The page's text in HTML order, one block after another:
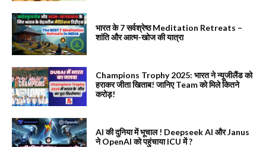
भारत के 7 सर्वश्रेष्ठ Meditation Retreats –
शांति और आत्म-खोज की यात्रा
Champions Trophy 2025: भारत ने न्यूजीलैंड को
हराकर जीता खिताब! जानिए Team को मिले कितने
करोड़!
AI की दुनिया में भूचाल ! Deepseek AI और Janus
ने OpenAI को पहुंचाया ICU में ?